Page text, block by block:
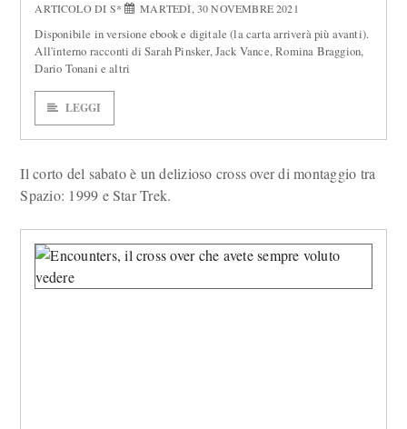
ARTICOLO DI S* MARTEDÌ, 30 NOVEMBRE 2021
Disponibile in versione ebook e digitale (la carta arriverà più avanti).
All'interno racconti di Sarah Pinsker, Jack Vance, Romina Braggion,
Dario Tonani e altri
LEGGI
Il corto del sabato è un delizioso cross over di montaggio tra
Spazio: 1999 e Star Trek.